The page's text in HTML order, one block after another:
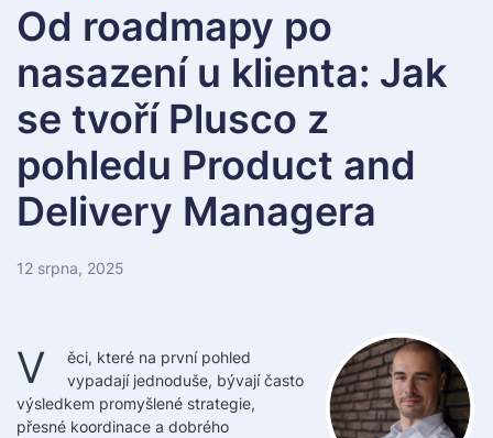
Od roadmapy po
nasazení u klienta: Jak
se tvoří Plusco z
pohledu Product and
Delivery Managera
12 srpna, 2025
V
ěci, které na první pohled
vypadají jednoduše, bývají často
výsledkem promyšlené strategie,
přesné koordinace a dobrého